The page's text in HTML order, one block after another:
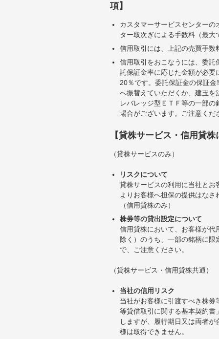
項】
カスタマーサービスセンター
ター取次ぎによる手数料（最
信用取引には、上記の売買手
信用取引をおこなうには、委
託保証金率に応じた金額が必
20％です。委託保証金の保証
へ振替えていただくか、建玉
レバレッジ型ＥＴＦ等の一部
場合がございます。ご注意くだ
【貸株サービス・信用貸
（貸株サービスのみ）
リスクについて
貸株サービスの利用に当社と
よりお客様へ担保の提供はな
（信用貸株のみ）
株券等の貸出設定について
信用貸株において、お客様が
除く）のうち、一部の銘柄に
で、ご注意ください。
（貸株サービス・信用貸株共通）
当社の信用リスク
当社がお客様に引渡すべき株
等貸借取引に関する基本契約
しますが、履行期日又は両者
様は取得できません。